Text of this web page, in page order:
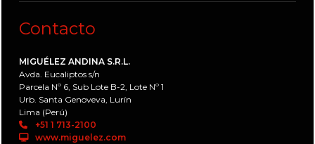
Contacto
MIGUÉLEZ ANDINA S.R.L.
Avda. Eucaliptos s/n
Parcela Nº 6, Sub Lote B-2, Lote Nº 1
Urb. Santa Genoveva, Lurín
Lima (Perú)
+51 1 713-2100
www.miguelez.com